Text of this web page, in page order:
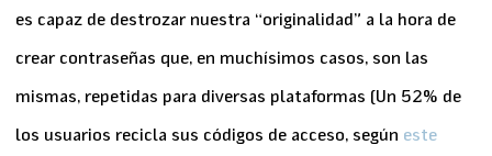
es capaz de destrozar nuestra “originalidad” a la hora de
crear contraseñas que, en muchísimos casos, son las
mismas, repetidas para diversas plataformas (Un 52% de
los usuarios recicla sus códigos de acceso, según este